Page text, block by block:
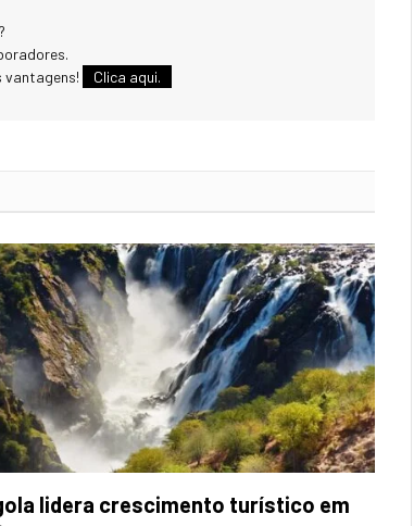
vantagens!
Clica aqui.
lidera crescimento turístico em